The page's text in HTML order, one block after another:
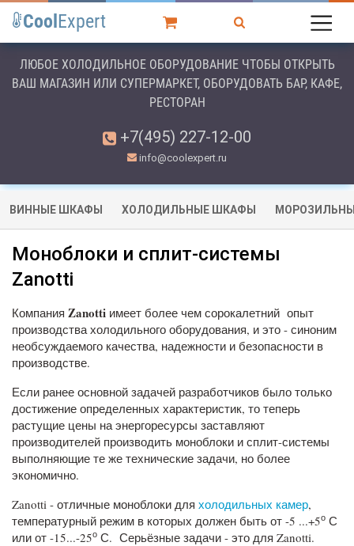
Cool Expert
ЛЮБОЕ ХОЛОДИЛЬНОЕ ОБОРУДОВАНИЕ ЧТОБЫ ОТКРЫТЬ
ВАШ МАГАЗИН ИЛИ СУПЕРМАРКЕТ, ОБОРУДОВАТЬ БАР, КАФЕ,
РЕСТОРАН
+7(495) 227-12-00
info@coolexpert.ru
ВИННЫЕ ШКАФЫ ХОЛОДИЛЬНЫЕ ШКАФЫ
Моноблоки и сплит-системы
Zanotti
Компания Zanotti имеет более чем сорокалетний опыт
производства холодильного оборудования, и это - синоним
необсуждаемого качества, надежности и безопасности в
производстве.
Если ранее основной задачей разработчиков было только
достижение определенных характеристик, то теперь
растущие цены на энергоресурсы заставляют
производителей производить моноблоки и сплит-системы
выполняющие те же технические задачи, но более
экономично.
Zanotti - отличные моноблоки для холодильных камер,
температурный режим в которых должен быть от -5 ...+5о С
или от -15...-25о С. Серьёзные задачи - это для Zanotti.